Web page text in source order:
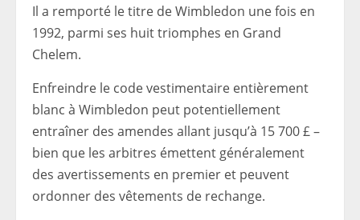
Il a remporté le titre de Wimbledon une fois en
1992, parmi ses huit triomphes en Grand
Chelem.
Enfreindre le code vestimentaire entièrement
blanc à Wimbledon peut potentiellement
entraîner des amendes allant jusqu’à 15 700 £ –
bien que les arbitres émettent généralement
des avertissements en premier et peuvent
ordonner des vêtements de rechange.